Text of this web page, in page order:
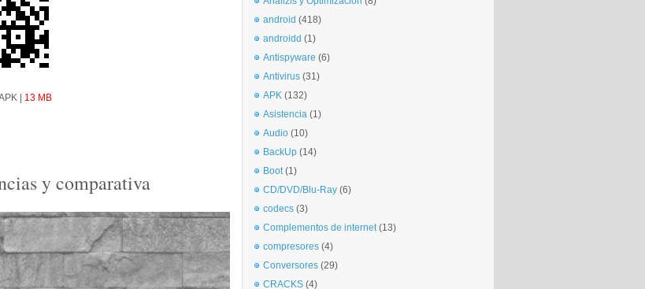
| 13 MB
y comparativa
android (418)
androidd (1)
Antispyware (6)
Antivirus (31)
APK (132)
Asistencia (1)
Audio (10)
BackUp (14)
Boot (1)
CD/DVD/Blu-Ray (6)
codecs (3)
Complementos de internet (13)
compresores (4)
Conversores (29)
CRACKS (4)